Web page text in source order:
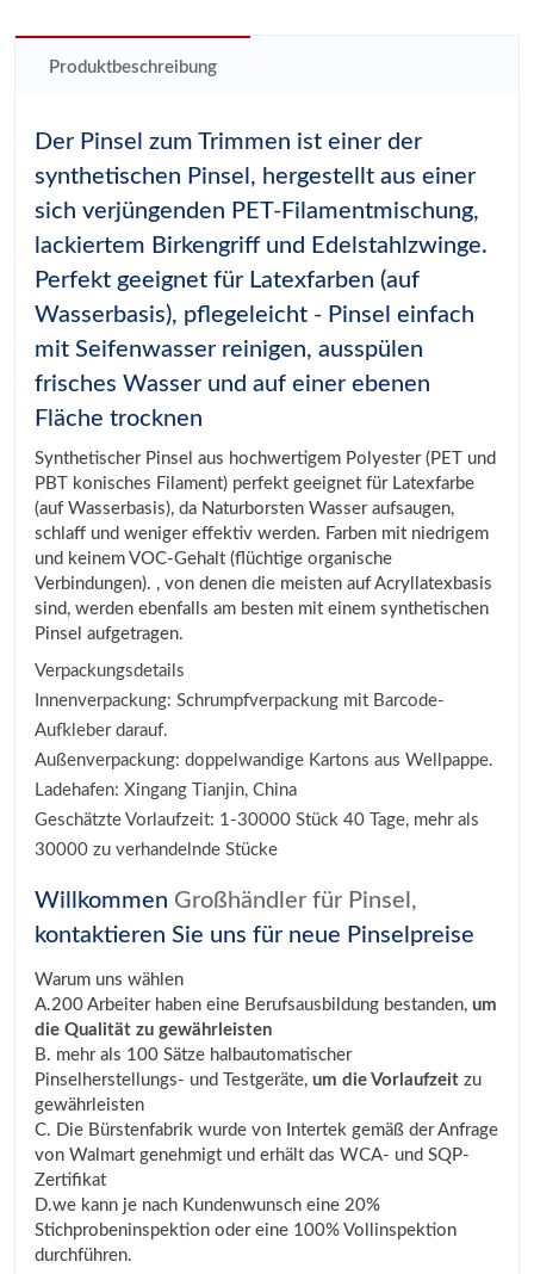
Produktbeschreibung
Der Pinsel zum Trimmen ist einer der
synthetischen Pinsel, hergestellt aus einer
sich verjüngenden PET-Filamentmischung,
lackiertem Birkengriff und Edelstahlzwinge.
Perfekt geeignet für Latexfarben (auf
Wasserbasis), pflegeleicht - Pinsel einfach
mit Seifenwasser reinigen, ausspülen
frisches Wasser und auf einer ebenen
Fläche trocknen
Synthetischer Pinsel aus hochwertigem Polyester (PET und
PBT konisches Filament) perfekt geeignet für Latexfarbe
(auf Wasserbasis), da Naturborsten Wasser aufsaugen,
schlaff und weniger effektiv werden. Farben mit niedrigem
und keinem VOC-Gehalt (flüchtige organische
Verbindungen). , von denen die meisten auf Acryllatexbasis
sind, werden ebenfalls am besten mit einem synthetischen
Pinsel aufgetragen.
Verpackungsdetails
Innenverpackung: Schrumpfverpackung mit Barcode-
Aufkleber darauf.
Außenverpackung: doppelwandige Kartons aus Wellpappe.
Ladehafen: Xingang Tianjin, China
Geschätzte Vorlaufzeit: 1-30000 Stück 40 Tage, mehr als
30000 zu verhandelnde Stücke
Willkommen Großhändler für Pinsel,
kontaktieren Sie uns für neue Pinselpreise
Warum uns wählen
A.200 Arbeiter haben eine Berufsausbildung bestanden, um
die Qualität zu gewährleisten
B. mehr als 100 Sätze halbautomatischer
Pinselherstellungs- und Testgeräte, um die Vorlaufzeit zu
gewährleisten
C. Die Bürstenfabrik wurde von Intertek gemäß der Anfrage
von Walmart genehmigt und erhält das WCA- und SQP-
Zertifikat
D.we kann je nach Kundenwunsch eine 20%
Stichprobeninspektion oder eine 100% Vollinspektion
durchführen.